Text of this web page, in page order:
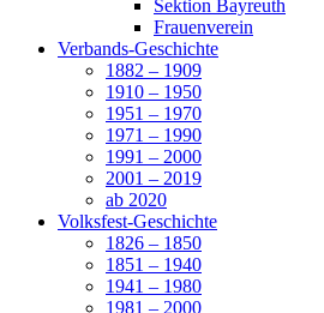
Sektion Bayreuth
Frauenverein
Verbands-Geschichte
1882 – 1909
1910 – 1950
1951 – 1970
1971 – 1990
1991 – 2000
2001 – 2019
ab 2020
Volksfest-Geschichte
1826 – 1850
1851 – 1940
1941 – 1980
1981 – 2000